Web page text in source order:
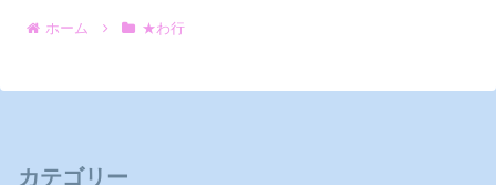
ホーム ★わ行
カテゴリー